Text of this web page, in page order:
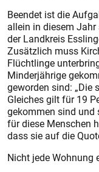
Beendet ist die
allein in diesem
der Landkreis
Zusätzlich muss
Flüchtlinge
Minderjährige
geworden sind: „Die
Gleiches gilt für 19
gekommen sind und
für diese Menschen
dass sie auf die
Nicht jede Wohnung